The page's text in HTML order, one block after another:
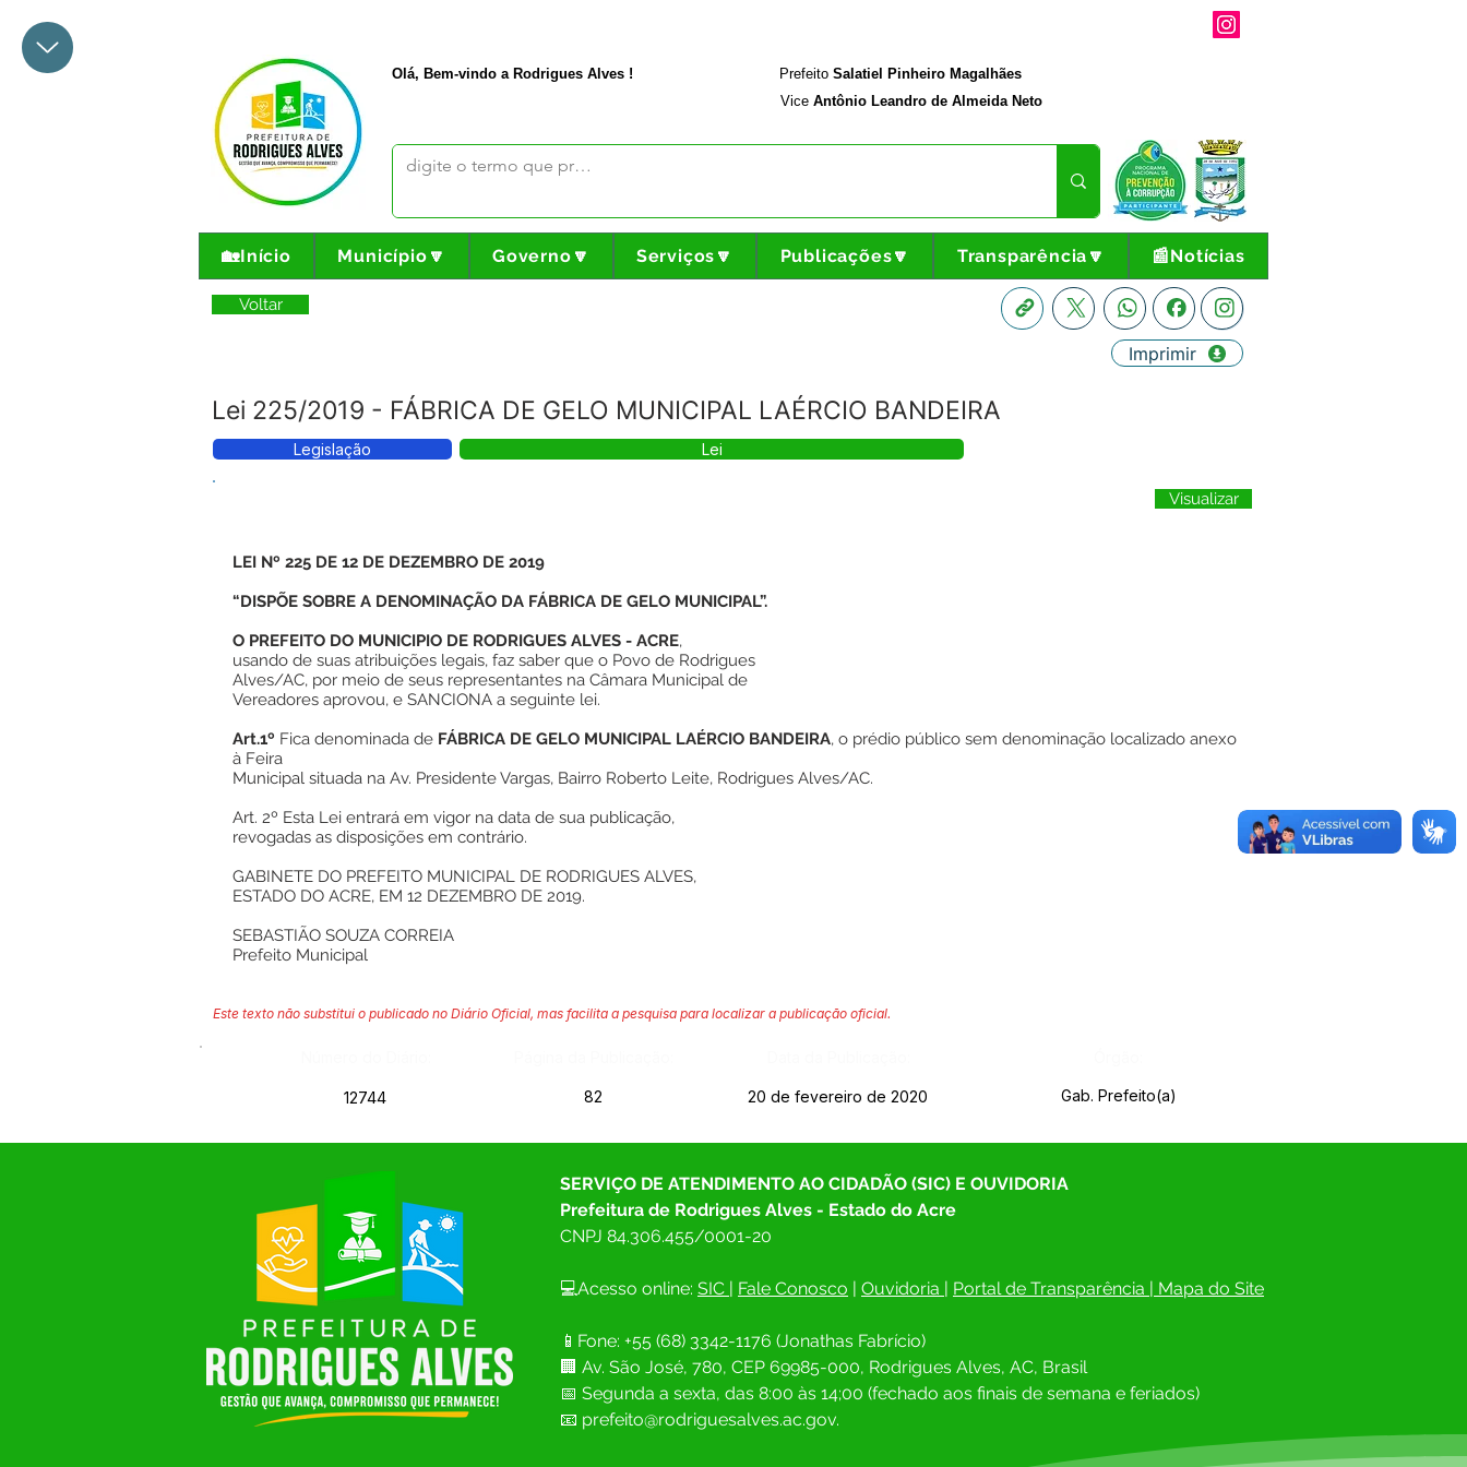
Olá, Bem-vindo a Rodrigues Alves ! Prefeito Salatiel Pinheiro Magalhães
Vice Antônio Leandro de Almeida Neto
🏡Início Município🔽 Governo🔽 Serviços🔽 Publicações🔽 Transparência🔽 📰Notícias
Voltar
Lei 225/2019 - FÁBRICA DE GELO MUNICIPAL LAÉRCIO BANDEIRA
Imprimir
Legislação Lei
Visualizar
LEI Nº 225 DE 12 DE DEZEMBRO DE 2019
“DISPÕE SOBRE A DENOMINAÇÃO DA FÁBRICA DE GELO MUNICIPAL”.
O PREFEITO DO MUNICIPIO DE RODRIGUES ALVES - ACRE,
usando de suas atribuições legais, faz saber que o Povo de Rodrigues
Alves/AC, por meio de seus representantes na Câmara Municipal de
Vereadores aprovou, e SANCIONA a seguinte lei.
Art.1º Fica denominada de FÁBRICA DE GELO MUNICIPAL LAÉRCIO BANDEIRA, o prédio público sem denominação localizado anexo
à Feira
Municipal situada na Av. Presidente Vargas, Bairro Roberto Leite, Rodrigues Alves/AC.
Art. 2º Esta Lei entrará em vigor na data de sua publicação,
revogadas as disposições em contrário.
GABINETE DO PREFEITO MUNICIPAL DE RODRIGUES ALVES,
ESTADO DO ACRE, EM 12 DEZEMBRO DE 2019.
SEBASTIÃO SOUZA CORREIA
Prefeito Municipal
Este texto não substitui o publicado no Diário Oficial, mas facilita a pesquisa para localizar a publicação oficial.
12744 82 20 de fevereiro de 2020 Gab. Prefeito(a)
SERVIÇO DE ATENDIMENTO AO CIDADÃO (SIC) E OUVIDORIA
Prefeitura de Rodrigues Alves - Estado do Acre
CNPJ 84.306.455/0001-20
💻Acesso online: SIC | Fale Conosco | Ouvidoria | Portal de Transparência | Mapa do Site
📱Fone: +55 (68) 3342-1176 (Jonathas Fabrício)
🏢 Av. São José, 780, CEP 69985-000, Rodrigues Alves, AC, Brasil
📅 Segunda a sexta, das 8:00 às 14;00 (fechado aos finais de semana e feriados)
📧 prefeito@rodriguesalves.ac.gov.